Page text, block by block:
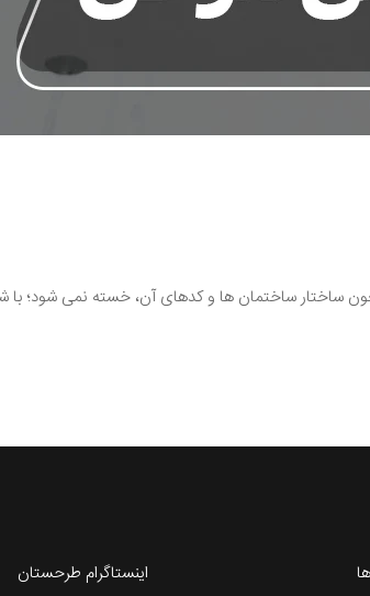
ساختار ساختمان ها و کدهای آن، خسته نمی شود؛
اینستاگرام طرحستان